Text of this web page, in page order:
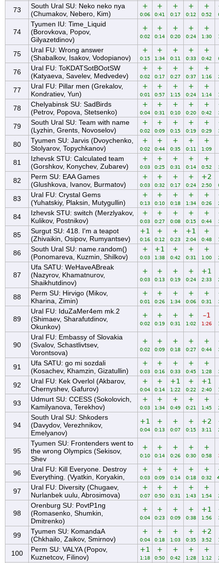
73
South Ural SU: Neko neko nya
(Chumakov, Nebero, Kim)
+
0:06
+
0:41
+
0:17
+
0:12
+
0:52
74
Tyumen IU: Time_Liquid
(Borovkova, Popov,
Gilyazetdinov)
+
0:02
+
0:14
+
0:20
+
0:24
+
1:30
75
Ural FU: Wrong answer
(Shabalkov, Isakov, Vodopianov)
+
0:15
+
1:34
+
0:11
+
0:33
+
0:42
76
Ural FU: ToKDATSotBOotSW
(Katyaeva, Savelev, Medvedev)
+
0:02
+
0:17
+
0:27
+
0:37
+
1:16
77
Ural FU: Pillar men (Grekalov,
Kondratiev, Yun)
+
0:01
+
0:57
+
1:15
+
0:24
+
1:14
78
Chelyabinsk SU: SadBirds
(Petrov, Popova, Stetsenko)
+
0:04
+
0:31
+
0:10
+
0:20
+
0:42
79
South Ural SU: Team with name
(Lyzhin, Grents, Novoselov)
+
0:02
+
0:09
+
0:15
+
0:19
+
0:29
80
Tyumen SU: Jarvis (Dvoychenko,
Stolyarov, Topychkanov)
+
0:02
+
0:44
+
0:35
+
0:11
+
1:09
81
Izhevsk STU: Calculated team
(Gorshkov, Konychev, Zubarev)
+
0:03
+
0:25
+
0:31
+
0:14
+
0:52
82
Perm SU: EAA Games
(Glushkova, Ivanov, Burmatov)
+
0:03
+
0:32
+
0:17
+
0:24
+2
2:50
83
Ural FU: Crystal Gems
(Yuhatskiy, Plaksin, Mutygullin)
+
0:13
+
0:10
+
0:18
+
1:34
+
0:26
84
Izhevsk STU: switch (Merzlyakov,
Kulikov, Postnikov)
+
0:03
+
0:27
+
0:08
+
0:15
+
0:44
85
Surgut SU: 418. I'm a teapot
(Zhivaikin, Osipov, Rumyantsev)
+1
0:16
+
0:12
+
0:23
+1
2:04
+
0:48
86
South Ural SU: name.random()
(Ponomareva, Kuzmin, Shilkov)
+
0:03
+1
1:38
+
0:42
+
0:31
+
1:00
87
Ufa SATU: WeHaveABreak
(Nazyrov, Khamatnurov,
Shaikhutdinov)
+
0:03
+
0:13
+
0:19
+
0:24
+1
2:33
88
Perm SU: Hirvigo (Mikov,
Kharina, Zimin)
+
0:01
+
0:26
+
1:34
+
0:06
+
0:31
89
Ural FU: IduZaMer4em mk.2
(Shimaev, Sharafutdinov,
Okunkov)
+
0:02
+
0:19
+
0:31
+
1:02
–1
1:26
90
Ural FU: Embassy of Slovakia
(Svalov, Schastlivtsev,
Vorontsova)
+
0:02
+
0:09
+
0:18
+
0:27
+
0:44
91
Ufa SATU: go mi sozdali
(Kosachev, Khamzin, Gizatullin)
+
0:03
+
0:16
+
0:33
+
0:45
+
1:28
92
Ural FU: Kek Overlol (Akbarov,
Chernyshev, Gafurov)
+
0:04
+
0:14
+1
1:22
+
0:22
+1
2:40
93
Udmurt SU: CCESS (Sokolovich,
Kamilyanova, Terekhov)
+
0:03
+
1:34
+
0:49
+
0:21
+
1:45
94
South Ural SU: Shkoders
(Davydov, Verezhnikov,
Emelyanov)
+1
0:04
+
0:13
+
0:07
+
0:15
+2
3:11
95
Tyumen SU: Frontenders went to
the wrong Olympics (Sekisov,
Shev
+
0:10
+
0:14
+
0:26
+
0:30
+
0:58
96
Ural FU: Kill Everyone. Destroy
Everything. (Vyatkin, Koryakin,
+
0:03
+
0:09
+
0:14
+
0:18
+
0:32
97
Ural FU: Diversity (Chugaev,
Nurlanbek uulu, Abrosimova)
+
0:07
+
0:50
+
0:31
+
1:43
+
1:54
98
Orenburg SU: PovtP1ng
(Romasenko, Shumkin,
Dmitrenko)
+
0:04
+
0:23
+
0:09
+
0:38
+1
1:56
99
Tyumen SU: KomandaA
(Chkhailo, Zaikov, Smirnov)
+
0:04
+
0:18
+
1:03
+
0:35
+2
3:52
100
Perm SU: VALYA (Popov,
Kuznetcov, Filinov)
+1
1:18
+
0:50
+
0:42
+
1:28
+
1:12